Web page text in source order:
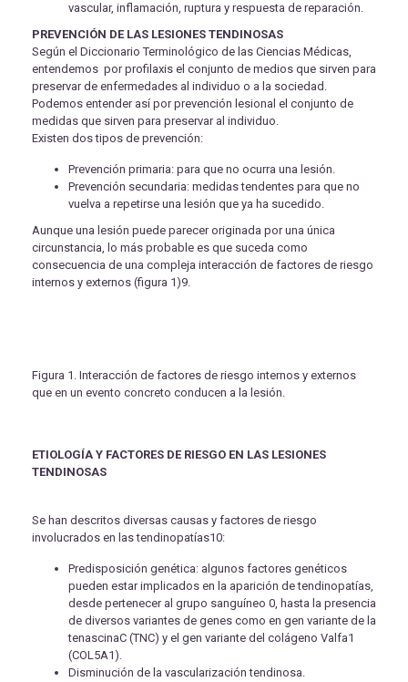
vascular, inflamación, ruptura y respuesta de reparación.
PREVENCIÓN DE LAS LESIONES TENDINOSAS
Según el Diccionario Terminológico de las Ciencias Médicas,
entendemos por profilaxis el conjunto de medios que sirven para
preservar de enfermedades al individuo o a la sociedad.
Podemos entender así por prevención lesional el conjunto de
medidas que sirven para preservar al individuo.
Existen dos tipos de prevención:
Prevención primaria: para que no ocurra una lesión.
Prevención secundaria: medidas tendentes para que no
vuelva a repetirse una lesión que ya ha sucedido.
Aunque una lesión puede parecer originada por una única
circunstancia, lo más probable es que suceda como
consecuencia de una compleja interacción de factores de riesgo
internos y externos (figura 1)9.
Figura 1. Interacción de factores de riesgo internos y externos
que en un evento concreto conducen a la lesión.
ETIOLOGÍA Y FACTORES DE RIESGO EN LAS LESIONES
TENDINOSAS
Se han descritos diversas causas y factores de riesgo
involucrados en las tendinopatías10:
Predisposición genética: algunos factores genéticos
pueden estar implicados en la aparición de tendinopatías,
desde pertenecer al grupo sanguíneo 0, hasta la presencia
de diversos variantes de genes como en gen variante de la
tenascinaC (TNC) y el gen variante del colágeno Valfa1
(COL5A1).
Disminución de la vascularización tendinosa.